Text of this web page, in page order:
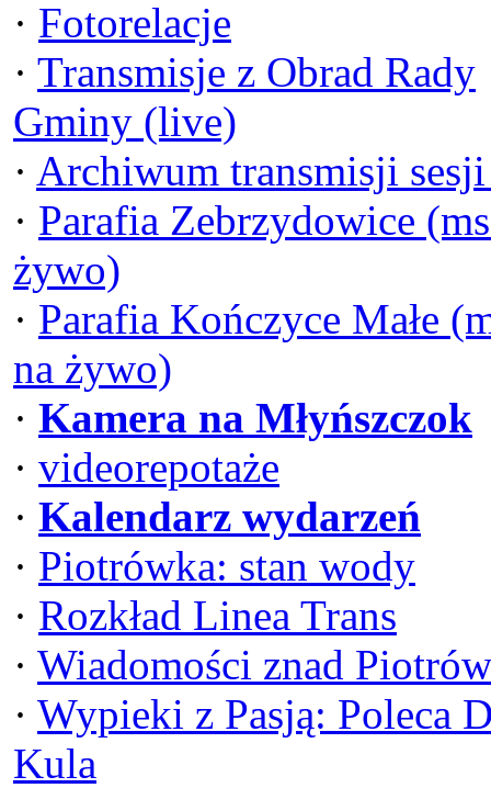
· Fotorelacje
· Transmisje z Obrad Rady
Gminy (live)
· Archiwum transmisji
· Parafia Zebrzydowice
żywo)
· Parafia Kończyce Małe
na żywo)
· Kamera na Młyńszczok
· videorepotaże
· Kalendarz wydarzeń
· Piotrówka: stan wody
· Rozkład Linea Trans
· Wiadomości znad
· Wypieki z Pasją: Poleca
Kula